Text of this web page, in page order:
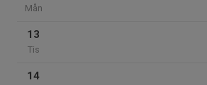
Mån
13
Tis
14